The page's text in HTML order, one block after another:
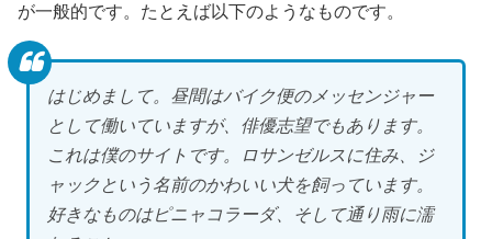
が一般的です。たとえば以下のようなものです。
はじめまして。昼間はバイク便のメッセンジャー
として働いていますが、俳優志望でもあります。
これは僕のサイトです。ロサンゼルスに住み、ジ
ャックという名前のかわいい犬を飼っています。
好きなものはピニャコラーダ、そして通り雨に濡